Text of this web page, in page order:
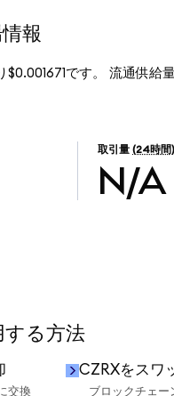
報
です。 流通供
取引量 (24時間)
N/A
る方法
交換
CZRXをスワ
ブロックチェー